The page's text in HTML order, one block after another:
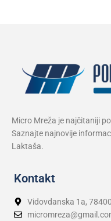
Micro Mreža je najčitaniji
Saznajte najnovije
Laktaša.
Kontakt
Vidovdanska 1a,